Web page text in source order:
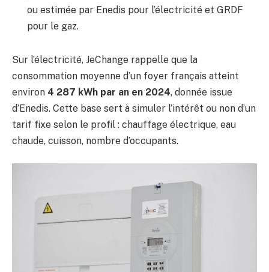
ou estimée par Enedis pour l’électricité et GRDF
pour le gaz.
Sur l’électricité, JeChange rappelle que la
consommation moyenne d’un foyer français atteint
environ 4 287 kWh par an en 2024, donnée issue
d’Enedis. Cette base sert à simuler l’intérêt ou non d’un
tarif fixe selon le profil : chauffage électrique, eau
chaude, cuisson, nombre d’occupants.